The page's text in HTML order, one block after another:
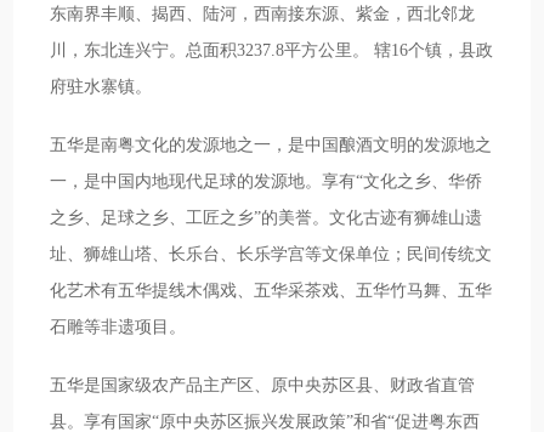
东南界丰顺、揭西、陆河，西南接东源、紫金，西北邻龙
川，东北连兴宁。总面积3237.8平方公里。 辖16个镇，县政
府驻水寨镇。
五华是南粤文化的发源地之一，是中国酿酒文明的发源地之
一，是中国内地现代足球的发源地。享有“文化之乡、华侨
之乡、足球之乡、工匠之乡”的美誉。文化古迹有狮雄山遗
址、狮雄山塔、长乐台、长乐学宫等文保单位；民间传统文
化艺术有五华提线木偶戏、五华采茶戏、五华竹马舞、五华
石雕等非遗项目。
五华是国家级农产品主产区、原中央苏区县、财政省直管
县。享有国家“原中央苏区振兴发展政策”和省“促进粤东西